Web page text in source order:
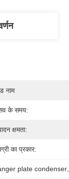
नाम
के समय:
क्षमता:
का प्रकार:
plate condenser